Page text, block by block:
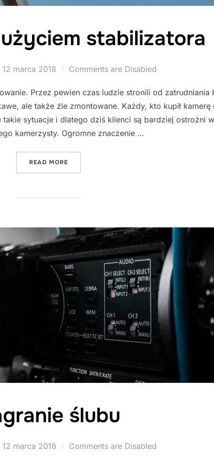
stabilizatora
Posted
12 marca 2018 Comments are Disabled
Przez pewien czas ludzie stronili od zatrudniania
ale także źle zmontowane. Każdy, kto kupił kamerę
sytuacje i dlatego dziś klienci są bardziej ostrożni
kamerzysty. Ogromne znaczenie …
READ MORE
ślubu
Posted
12 marca 2018 Comments are Disabled